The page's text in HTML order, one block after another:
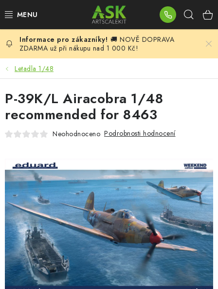
na
BLOG
SUMMER DAYS
WARHAMMER
ASK PRODUKTY
PLASTIKOVÉ MODELY
DOPLŇKY K MODELŮM
BARVY A POMŮCKY
PUBLIKACE
SKY RIDERS COFFEE
🚚 NOVĚ DOPRAVA
ZDARMA už při nákupu nad 1 000 Kč!
Letadla 1/48
P-39K/L Airacobra 1/48
recommended for 8463
Neohodnoceno Podrobnosti hodnocení